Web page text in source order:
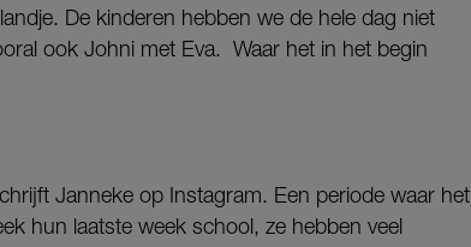
De kinderen hebben we de hele dag niet
ook Johni met Eva. Waar het in het begin
Janneke op Instagram. Een periode waar het
hun laatste week school, ze hebben veel